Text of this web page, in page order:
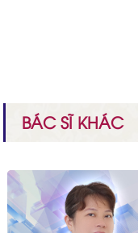
BÁC SĨ KHÁC